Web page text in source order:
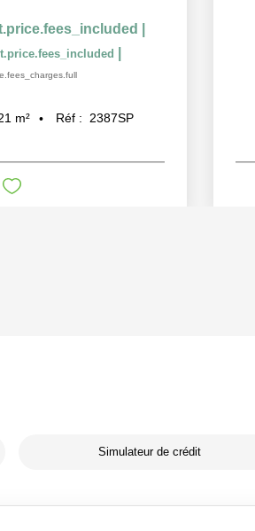
m² Réf : 2387SP
Simulateur de crédit